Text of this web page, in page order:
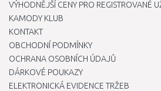
VÝHODNĚJŠÍ CENY PRO REGISTROVANÉ
KAMODY KLUB
KONTAKT
OBCHODNÍ PODMÍNKY
OCHRANA OSOBNÍCH ÚDAJŮ
DÁRKOVÉ POUKAZY
ELEKTRONICKÁ EVIDENCE TRŽEB